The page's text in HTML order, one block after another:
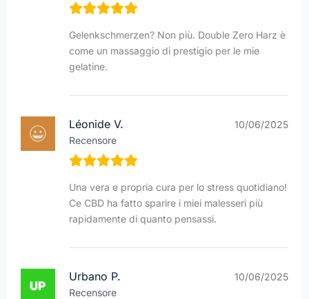
Gelenkschmerzen? Non più. Double Zero Harz è
come un massaggio di prestigio per le mie
gelatine.
Léonide V.
Recensore
10/06/2025
Una vera e propria cura per lo stress quotidiano!
Ce CBD ha fatto sparire i miei malesseri più
rapidamente di quanto pensassi.
Urbano P.
Recensore
10/06/2025